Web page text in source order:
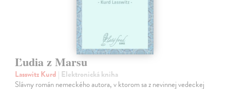
Ľudia z Marsu
Lasswitz Kurd | Elektronická kniha
Slávny román nemeckého autora, v ktorom sa z nevinnej vedeckej